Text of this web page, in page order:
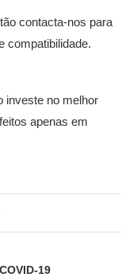
contacta-nos para
compatibilidade.
investe no melhor
apenas em
19